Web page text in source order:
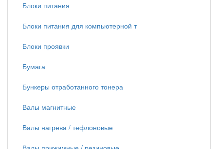
Блоки питания
Блоки питания для компьютерной т
Блоки проявки
Бумага
Бункеры отработанного тонера
Валы магнитные
Валы нагрева / тефлоновые